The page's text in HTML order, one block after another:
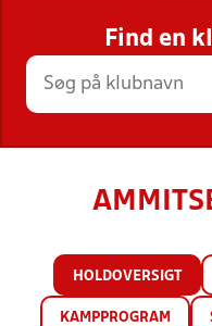
STILLINGER,
Find en
HOLDOVERSIGT
KAMPPROGRAM